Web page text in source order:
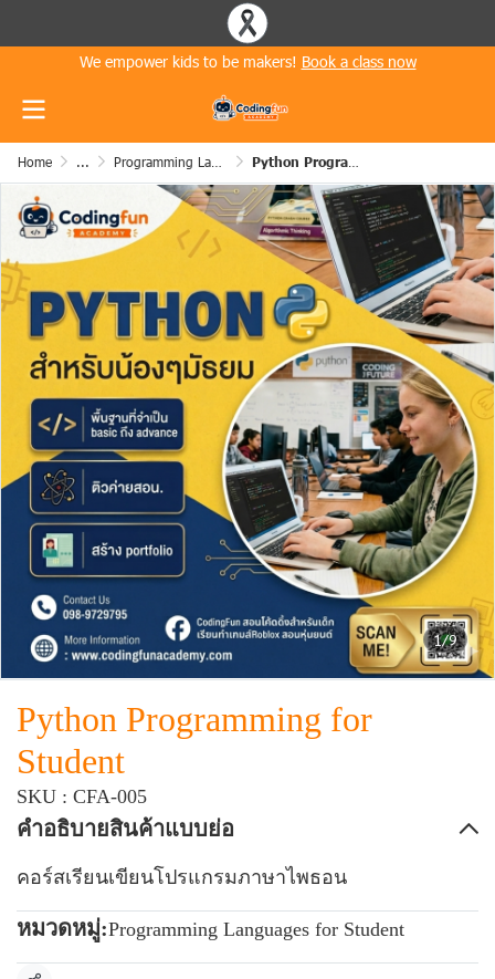
We empower kids to be makers! Book a class now
Home ... Programming Languages for Student Python Programming for Student
1/9
Python Programming for
Student
SKU : CFA-005
คำอธิบายสินค้าแบบย่อ
คอร์สเรียนเขียนโปรแกรมภาษาไพธอน
หมวดหมู่:Programming Languages for Student